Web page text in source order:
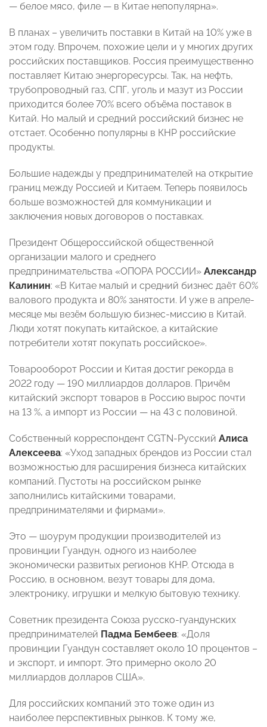
— белое мясо, филе — в Китае непопулярна».
В планах – увеличить поставки в Китай на 10% уже в
этом году. Впрочем, похожие цели и у многих других
российских поставщиков. Россия преимущественно
поставляет Китаю энергоресурсы. Так, на нефть,
трубопроводный газ, СПГ, уголь и мазут из России
приходится более 70% всего объёма поставок в
Китай. Но малый и средний российский бизнес не
отстает. Особенно популярны в КНР российские
продукты.
Большие надежды у предпринимателей на открытие
границ между Россией и Китаем. Теперь появилось
больше возможностей для коммуникации и
заключения новых договоров о поставках.
Президент Общероссийской общественной
организации малого и среднего
предпринимательства «ОПОРА РОССИИ» Александр
Калинин: «В Китае малый и средний бизнес даёт 60%
валового продукта и 80% занятости. И уже в апреле-
месяце мы везём большую бизнес-миссию в Китай.
Люди хотят покупать китайское, а китайские
потребители хотят покупать российское».
Товарооборот России и Китая достиг рекорда в
2022 году — 190 миллиардов долларов. Причём
китайский экспорт товаров в Россию вырос почти
на 13 %, а импорт из России — на 43 с половиной.
Собственный корреспондент CGTN-Русский Алиса
Алексеева: «Уход западных брендов из России стал
возможностью для расширения бизнеса китайских
компаний. Пустоты на российском рынке
заполнились китайскими товарами,
предпринимателями и фирмами».
Это — шоурум продукции производителей из
провинции Гуандун, одного из наиболее
экономически развитых регионов КНР. Отсюда в
Россию, в основном, везут товары для дома,
электронику, игрушки и мелкую бытовую технику.
Советник президента Союза русско-гуандунских
предпринимателей Падма Бембеев: «Доля
провинции Гуандун составляет около 10 процентов –
и экспорт, и импорт. Это примерно около 20
миллиардов долларов США».
Для российских компаний это тоже один из
наиболее перспективных рынков. К тому же,